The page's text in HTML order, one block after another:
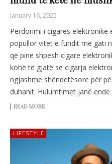
January 16, 2025
Përdorimi i cigares
popullor vitet e fundit me gati
që pinë shpesh cigare
kohë të gjatë se cigarja
ngjashme shëndetësore për
duhanit. Hulumtimet janë
READ MORE
LIFESTYLE